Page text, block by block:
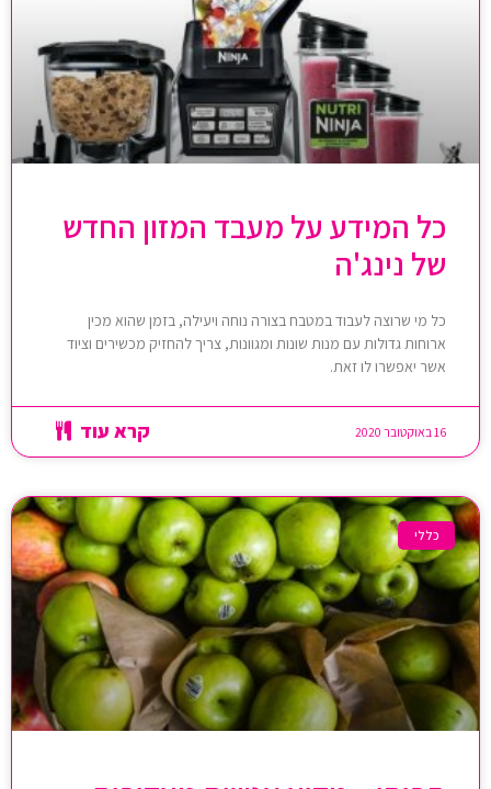
כל המידע על מעבד המזון החדש
של נינג'ה
כל מי שרוצה לעבוד במטבח בצורה נוחה ויעילה, בזמן שהוא מכין
ארוחות גדולות עם מנות שונות ומגוונות, צריך להחזיק מכשירים וציוד
אשר יאפשרו לו זאת.
קרא עוד 16 באוקטובר 2020
כללי